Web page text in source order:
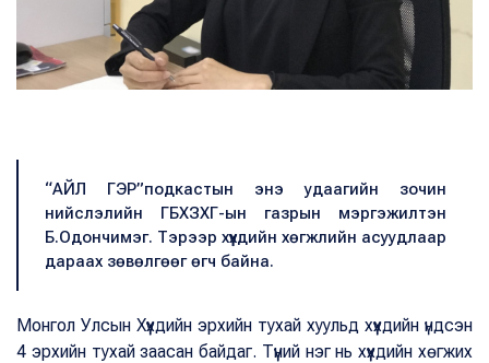
“АЙЛ ГЭР”подкастын энэ удаагийн зочин
нийслэлийн ГБХЗХГ-ын газрын мэргэжилтэн
Б.Одончимэг. Тэрээр хүүхдийн хөгжлийн асуудлаар
дараах зөвөлгөөг өгч байна.
Монгол Улсын Хүүхдийн эрхийн тухай хуульд хүүхдийн үндсэн
4 эрхийн тухай заасан байдаг. Түүний нэг нь хүүхдийн хөгжих